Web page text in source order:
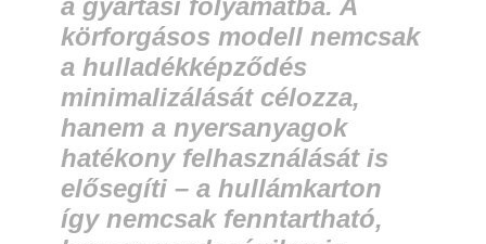
a gyártási folyamatba. A
körforgásos modell nemcsak
a hulladékképződés
minimalizálását célozza,
hanem a nyersanyagok
hatékony felhasználását is
elősegíti – a hullámkarton
így nemcsak fenntartható,